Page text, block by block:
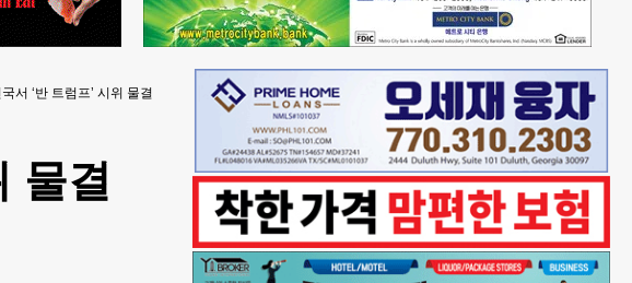
서 ‘반 트럼프’ 시위 물결
물결